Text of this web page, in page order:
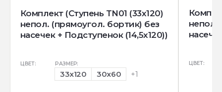
Комплект (Ступень TN01 (33x120)
непол. (прямоугол. бортик) без
насечек + Подступенок (14,5x120))
ЦВЕТ: РАЗМЕР:
33x120 30x60 +1
непол.
ЦВЕТ: